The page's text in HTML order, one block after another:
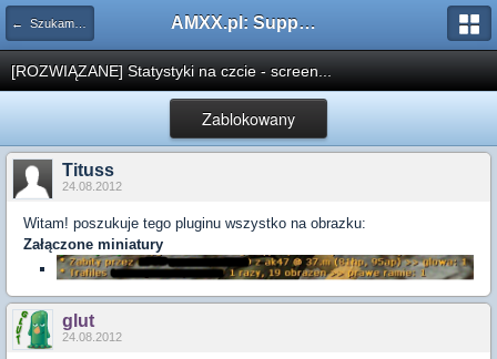
← Szukam pluginu AMXX.pl: Support AMX Mod X i SourceMod
[ROZWIĄZANE] Statystyki na czcie - screen...
Zablokowany
Tituss
24.08.2012
Witam! poszukuje tego pluginu wszystko na obrazku:
Załączone miniatury
glut
24.08.2012